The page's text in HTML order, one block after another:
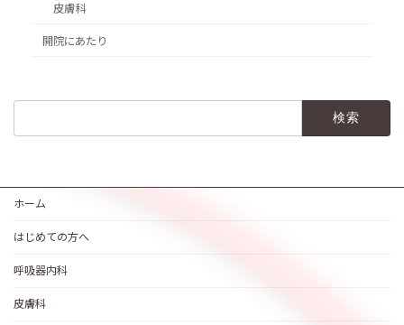
皮膚科
開院にあたり
ホーム
はじめての方へ
呼吸器内科
皮膚科